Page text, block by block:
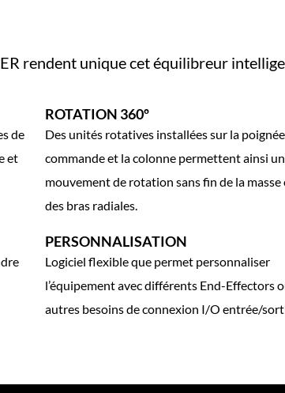
rendent unique cet équilibreur
de
et
ROTATION 360º
Des unités rotatives installées sur la
commande et la colonne permettent ainsi un
mouvement de rotation sans fin de la masse
des bras radiales.
PERSONNALISATION
Logiciel flexible que permet personnaliser
l’équipement avec différents End-Effectors
autres besoins de connexion I/O entrée/